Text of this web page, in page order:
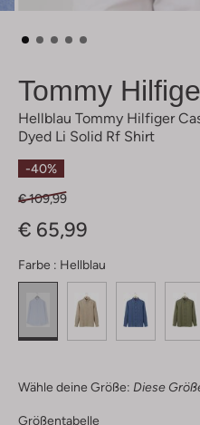
Tommy
Hellblau Tommy Hilfiger
Dyed Li Solid Rf Shirt
-40%
€ 109,99
€ 65,99
Farbe : Hellblau
Wähle deine Größe: Diese
Größentabelle